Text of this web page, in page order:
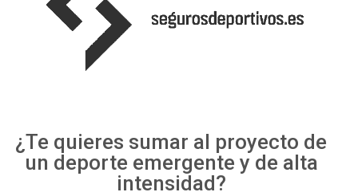
¿Te quieres sumar al proyecto de
un deporte emergente y de alta
intensidad?